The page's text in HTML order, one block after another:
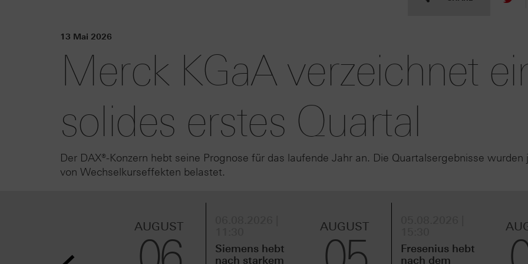
13 Mai 2026
Merck KGaA verzeichnet
solides erstes Quartal
Der DAX®-Konzern hebt seine Prognose für das laufende Jahr an. Die Quartalsergebnisse wurden
von Wechselkurseffekten belastet.
AUGUST
Siemens hebt
nach starkem
AUGUST
Fresenius hebt
nach dem